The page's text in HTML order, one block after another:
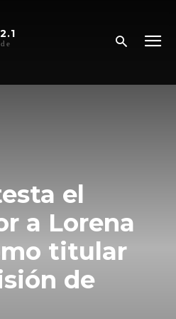
el
a Lorena
titular
de